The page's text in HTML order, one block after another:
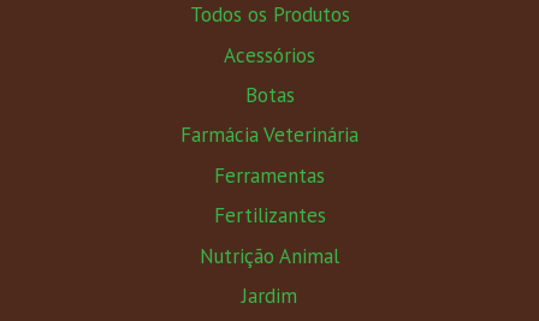
Todos os Produtos
Acessórios
Botas
Farmácia Veterinária
Ferramentas
Fertilizantes
Nutrição Animal
Jardim